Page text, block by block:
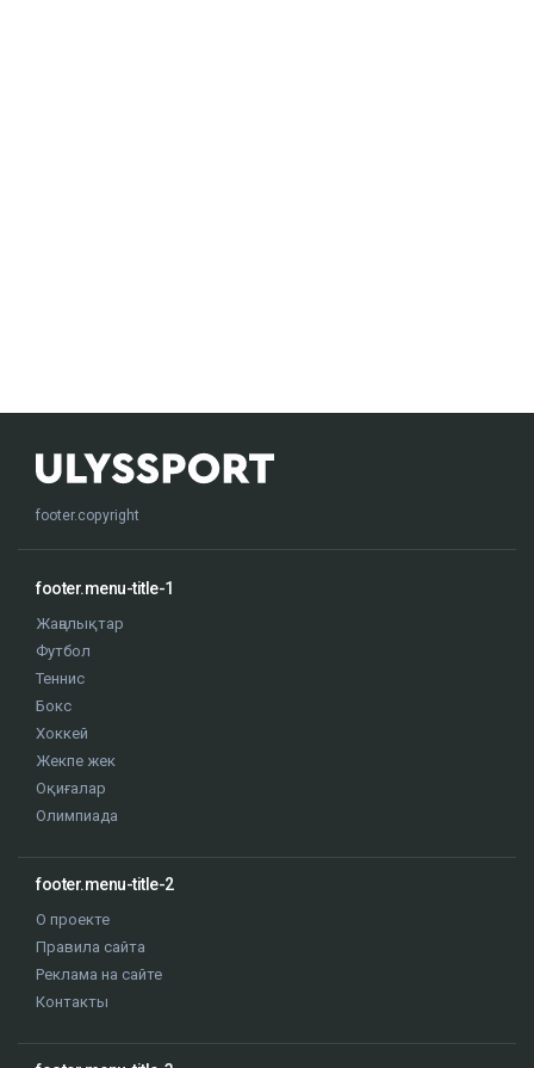
footer.copyright
footer.menu-title-1
Жаңалықтар
Футбол
Теннис
Бокс
Хоккей
Жекпе жек
Оқиғалар
Олимпиада
footer.menu-title-2
О проекте
Правила сайта
Реклама на сайте
Контакты